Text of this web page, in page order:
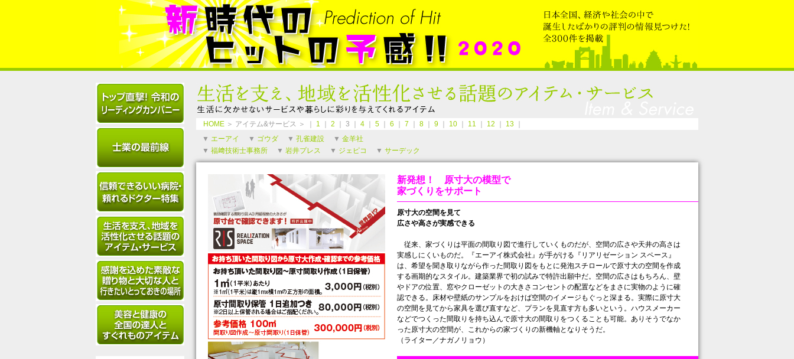
HOME ＞ アイテム&サービス ＞ ｜ 1 2 ｜ 3 ｜ 4 5 6 7 8 9 10 11 12 13
▼ エーアイ ▼ ゴウダ ▼ 孔雀建設 ▼ 金羊社
▼ 福﨑技術士事務所 ▼ 岩井プレス ▼ ジェピコ ▼ サーデック
新発想！ 原寸大の模型で
家づくりをサポート
原寸大の空間を見て
広さや高さが実感できる
従来、家づくりは平面の間取り図で進行していくものだが、空間の広さや天井の高さは
実感しにくいものだ。『エーアイ株式会社』が手がける『リアリゼーション スペース』
は、希望を聞き取りながら作った間取り図をもとに発泡スチロールで原寸大の空間を作成
する画期的なスタイル。建築業界で初の試みで特許出願中だ。空間の広さはもちろん、壁
やドアの位置、窓やクローゼットの大きさコンセントの配置などをまさに実物のように確
認できる。床材や壁紙のサンプルをおけば空間のイメージもぐっと深まる。実際に原寸大
の空間を見てから家具を選び直すなど、プランを見直す方も多いという。ハウスメーカー
などでつくった間取りを持ち込んで原寸大の間取りをつくることも可能。ありそうでなか
った原寸大の空間が、これからの家づくりの新機軸となりそうだ。
（ライター／ナガノリョウ）